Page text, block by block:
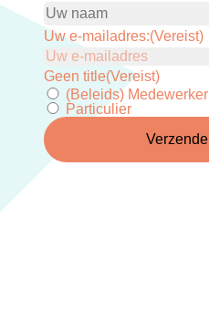
Voornaam
Uw e-mailadres:(Vereist)
Geen title(Vereist)
(Beleids) Medewerker
Particulier